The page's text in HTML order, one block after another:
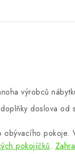
výrobců
doslova od
obývacího pokoje.
pokojíčků.